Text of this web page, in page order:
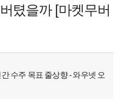
텼을까 [마켓무버
수주 목표 줄상향 - 와우넷 오